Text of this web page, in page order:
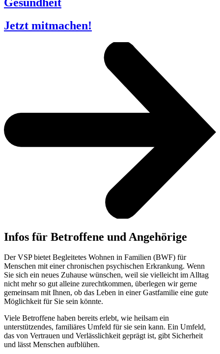
Jetzt mitmachen!
Infos für Betroffene und Angehörige
Der VSP bietet Begleitetes Wohnen in Familien (BWF) für
Menschen mit einer chronischen psychischen Erkrankung. Wenn
Sie sich ein neues Zuhause wünschen, weil sie vielleicht im Alltag
nicht mehr so gut alleine zurechtkommen, überlegen wir gerne
gemeinsam mit Ihnen, ob das Leben in einer Gastfamilie eine gute
Möglichkeit für Sie sein könnte.
Viele Betroffene haben bereits erlebt, wie heilsam ein
unterstützendes, familiäres Umfeld für sie sein kann. Ein Umfeld,
das von Vertrauen und Verlässlichkeit geprägt ist, gibt Sicherheit
und lässt Menschen aufblühen.